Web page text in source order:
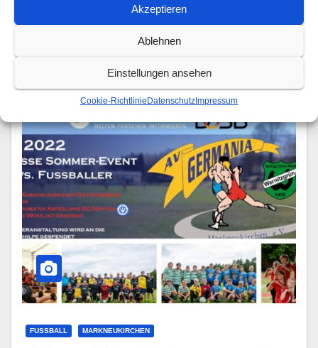
Akzeptieren
Ablehnen
Einstellungen ansehen
Cookie-Richtlinie Datenschutz Impressum
des schlechten Wetters ein voller Erfolg.Zwei
Fußballvereine, nämlich der SC
FUSSBALL MARKNEUKIRCHEN